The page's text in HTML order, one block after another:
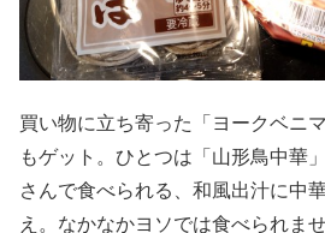
買い物に立ち寄った「ヨークベニ
もゲット。ひとつは「山形鳥中華
さんで食べられる、和風出汁に中
え。なかなかヨソでは食べられませ